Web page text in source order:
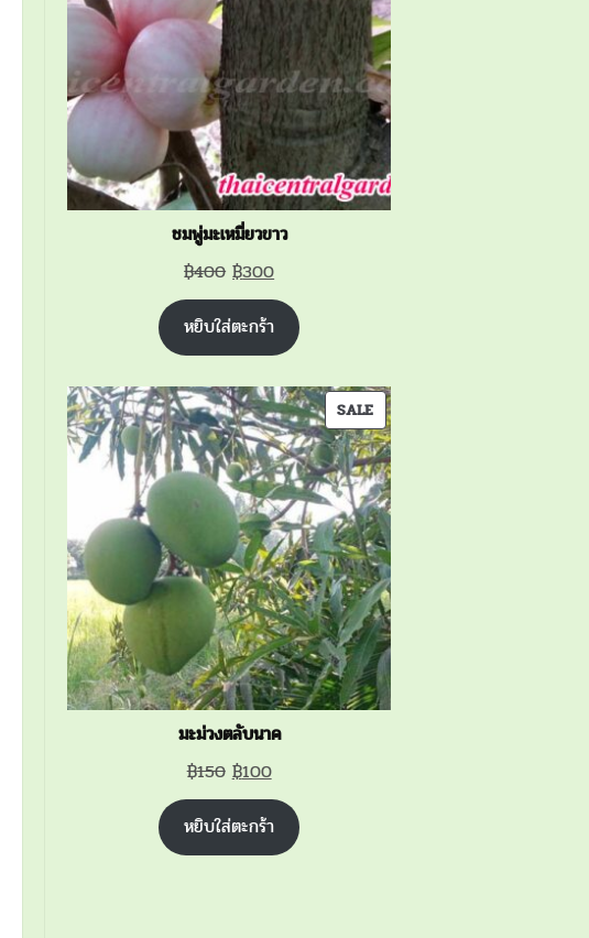
ชมพู่มะเหมี่ยวขาว
฿400 Original
price
was:
฿400.
฿300Current
price
is:
฿300.
หยิบใส่ตะกร้า
SALEPRODUCT
ON
SALE
มะม่วงตลับนาค
฿150 Original
price
was:
฿150.
฿100Current
price
is:
฿100.
หยิบใส่ตะกร้า